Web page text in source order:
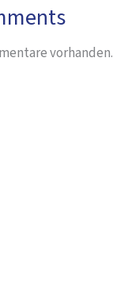
vorhanden.